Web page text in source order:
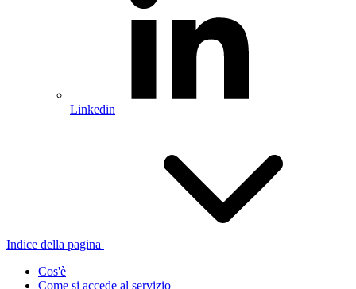
Linkedin
Indice della pagina
Cos'è
Come si accede al servizio